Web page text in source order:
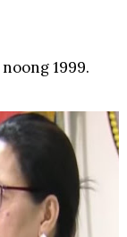
1999.